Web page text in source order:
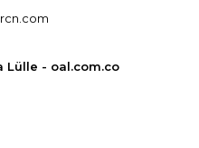
Lülle - oal.com.co